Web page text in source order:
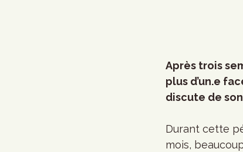
Après trois
plus d’un.e
discute de
Durant cette
mois,